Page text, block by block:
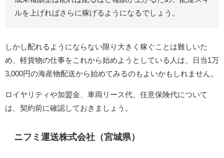
ルを上げればさらに稼げるようになるでしょう。
しかし配れるようにならない限り大きく稼ぐことは難しいた
め、軽貨物の仕事をこれから始めようとしている人は、日当1万
3,000円の海産物配送から始めてみるのもよいかもしれません。
ロイヤリティや加盟金、車両リース代、任意保険代について
は、契約前に確認しておきましょう。
ニフミ運送株式会社（宮城県）